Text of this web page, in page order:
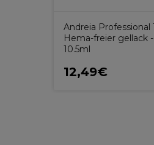
Andreia Professional
Hema-freier gellack
10.5ml
12,49€